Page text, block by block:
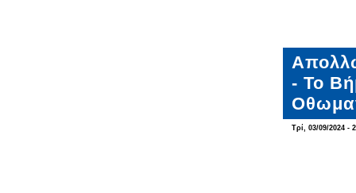
- Το
Τρί, 03/09/2024 -